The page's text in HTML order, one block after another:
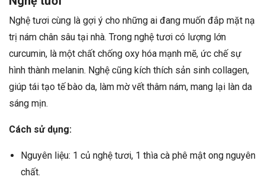
Nghệ tươi cùng là gợi ý cho những ai đang muốn đắp mặt nạ
trị nám chân sâu tại nhà. Trong nghệ tươi có lượng lớn
curcumin, là một chất chống oxy hóa mạnh mẽ, ức chế sự
hình thành melanin. Nghệ cũng kích thích sản sinh collagen,
giúp tái tạo tế bào da, làm mờ vết thâm nám, mang lại làn da
sáng mịn.
Cách sử dụng:
Nguyên liệu: 1 củ nghệ tươi, 1 thìa cà phê mật ong nguyên
chất.